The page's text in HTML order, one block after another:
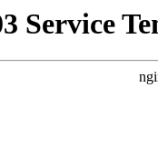
Service